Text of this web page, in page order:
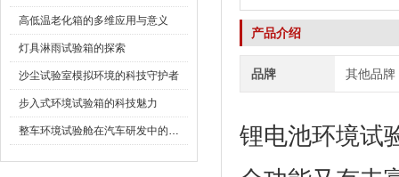
高低温老化箱的多维应用与意义
灯具淋雨试验箱的探索
沙尘试验室模拟环境的科技守护者
步入式环境试验箱的科技魅力
整车环境试验舱在汽车研发中的作用
产品介绍
品牌 其他品牌
锂电池环境试验